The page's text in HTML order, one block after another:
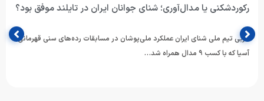
رکوردشکنی یا مدال‌آوری؛ شنای جوانان ایران در تایلند موفق بود؟
مربی تیم ملی شنای ایران عملکرد ملی‌پوشان در مسابقات رده‌های سنی قهرمانی
آسیا که با کسب ۹ مدال همراه شد…